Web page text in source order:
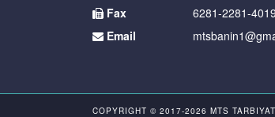
Fax
6281-2281-4019
Email
COPYRIGHT © 2017-2026 MTS